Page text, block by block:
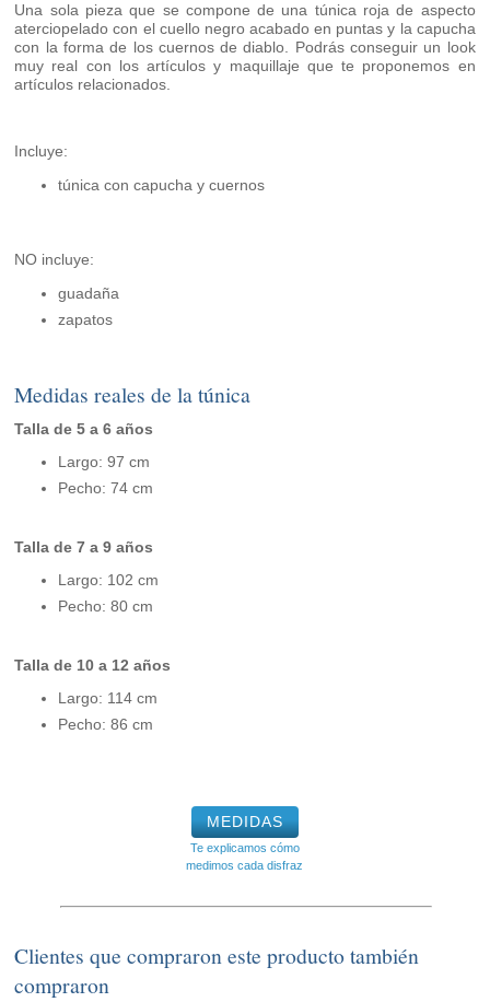
Una sola pieza que se compone de una túnica roja de aspecto
aterciopelado con el cuello negro acabado en puntas y la capucha
con la forma de los cuernos de diablo. Podrás conseguir un look
muy real con los artículos y maquillaje que te proponemos en
artículos relacionados.
Incluye:
túnica con capucha y cuernos
NO incluye:
guadaña
zapatos
Medidas reales de la túnica
Talla de 5 a 6 años
Largo: 97 cm
Pecho: 74 cm
Talla de 7 a 9 años
Largo: 102 cm
Pecho: 80 cm
Talla de 10 a 12 años
Largo: 114 cm
Pecho: 86 cm
MEDIDAS
Te explicamos cómo
medimos cada disfraz
Clientes que compraron este producto también
compraron